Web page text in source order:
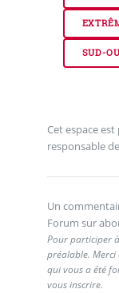
SUD-
Cet espace
responsable
Un
Forum sur
Pour participer
préalable. Merci
qui vous a été
vous inscrire.